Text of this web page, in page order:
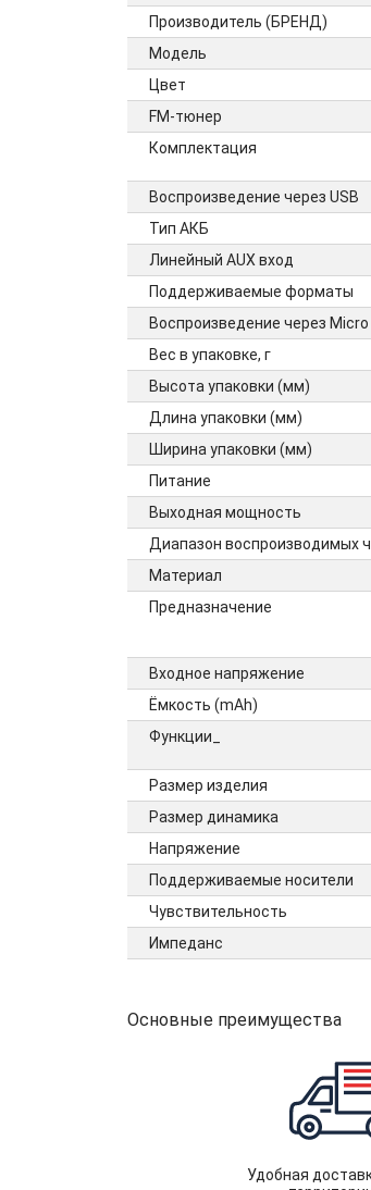
Производитель (БРЕНД)
Модель
Цвет
FM-тюнер
Комплектация
Воспроизведение через USB
Тип АКБ
Линейный AUX вход
Поддерживаемые форматы
Воспроизведение через Micro
Вес в упаковке, г
Высота упаковки (мм)
Длина упаковки (мм)
Ширина упаковки (мм)
Питание
Выходная мощность
Диапазон воспроизводимых
Материал
Предназначение
Входное напряжение
Ёмкость (mAh)
Функции_
Размер изделия
Размер динамика
Напряжение
Поддерживаемые носители
Чувствительность
Импеданс
Основные преимущества
Удобная